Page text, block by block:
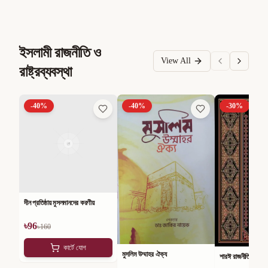
ইসলামী রাজনীতি ও
রাষ্ট্রব্যবস্থা
View All
-40%
দীন প্রতিষ্ঠায় মুসলমানদের করণীয়
৳96৳160
কার্টে যোগ
-40%
মুসলিম উম্মাহর ঐক্য
-30%
শারঈ রাজনীতি